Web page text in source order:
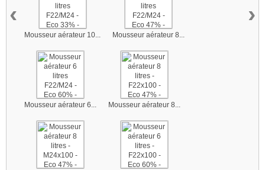
Mousseur aérateur 10... Mousseur aérateur 8...
Mousseur aérateur 6... Mousseur aérateur 8...
‹ ›